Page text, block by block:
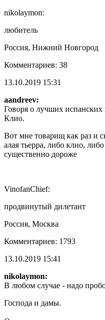
nikolaymon:
любитель
Россия, Нижний Новгород
Комментариев: 38
13.10.2019 15:31
aandreev:
Говоря о лучших
Клио.
Вот мне товарищ как раз и
алая тьерра, либо клио,
существенно дороже
VinofanChief:
продвинутый дилетант
Россия, Москва
Комментариев: 1793
13.10.2019 15:41
nikolaymon:
В любом случае - надо
Господа и дамы.